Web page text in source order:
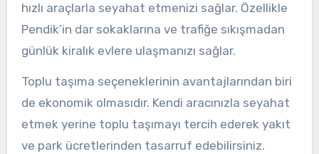
hızlı araçlarla seyahat etmenizi sağlar. Özellikle
Pendik’in dar sokaklarına ve trafiğe sıkışmadan
günlük kiralık evlere ulaşmanızı sağlar.
Toplu taşıma seçeneklerinin avantajlarından biri
de ekonomik olmasıdır. Kendi aracınızla seyahat
etmek yerine toplu taşımayı tercih ederek yakıt
ve park ücretlerinden tasarruf edebilirsiniz.